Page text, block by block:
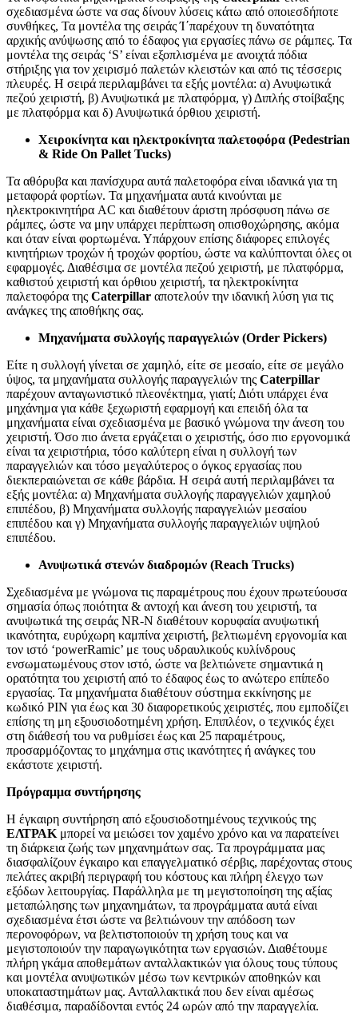
σχεδιασμένα ώστε να σας δίνουν λύσεις κάτω από οποιεσδήποτε
συνθήκες, Τα μοντέλα της σειράς Ί΄παρέχουν τη δυνατότητα
αρχικής ανύψωσης από το έδαφος για εργασίες πάνω σε ράμπες. Τα
μοντέλα της σειράς ‘S’ είναι εξοπλισμένα με ανοιχτά πόδια
στήριξης για τον χειρισμό παλετών κλειστών και από τις τέσσερις
πλευρές. Η σειρά περιλαμβάνει τα εξής μοντέλα: α) Ανυψωτικά
πεζού χειριστή, β) Ανυψωτικά με πλατφόρμα, γ) Διπλής στοίβαξης
με πλατφόρμα και δ) Ανυψωτικά όρθιου χειριστή.
Χειροκίνητα και ηλεκτροκίνητα παλετοφόρα (Pedestrian
& Ride On Pallet Tucks)
Τα αθόρυβα και πανίσχυρα αυτά παλετοφόρα είναι ιδανικά για τη
μεταφορά φορτίων. Τα μηχανήματα αυτά κινούνται με
ηλεκτροκινητήρα AC και διαθέτουν άριστη πρόσφυση πάνω σε
ράμπες, ώστε να μην υπάρχει περίπτωση οπισθοχώρησης, ακόμα
και όταν είναι φορτωμένα. Υπάρχουν επίσης διάφορες επιλογές
κινητήριων τροχών ή τροχών φορτίου, ώστε να καλύπτονται όλες οι
εφαρμογές. Διαθέσιμα σε μοντέλα πεζού χειριστή, με πλατφόρμα,
καθιστού χειριστή και όρθιου χειριστή, τα ηλεκτροκίνητα
παλετοφόρα της Caterpillar αποτελούν την ιδανική λύση για τις
ανάγκες της αποθήκης σας.
Μηχανήματα συλλογής παραγγελιών (Order Pickers)
Είτε η συλλογή γίνεται σε χαμηλό, είτε σε μεσαίο, είτε σε μεγάλο
ύψος, τα μηχανήματα συλλογής παραγγελιών της Caterpillar
παρέχουν ανταγωνιστικό πλεονέκτημα, γιατί; Διότι υπάρχει ένα
μηχάνημα για κάθε ξεχωριστή εφαρμογή και επειδή όλα τα
μηχανήματα είναι σχεδιασμένα με βασικό γνώμονα την άνεση του
χειριστή. Όσο πιο άνετα εργάζεται ο χειριστής, όσο πιο εργονομικά
είναι τα χειριστήρια, τόσο καλύτερη είναι η συλλογή των
παραγγελιών και τόσο μεγαλύτερος ο όγκος εργασίας που
διεκπεραιώνεται σε κάθε βάρδια. Η σειρά αυτή περιλαμβάνει τα
εξής μοντέλα: α) Μηχανήματα συλλογής παραγγελιών χαμηλού
επιπέδου, β) Μηχανήματα συλλογής παραγγελιών μεσαίου
επιπέδου και γ) Μηχανήματα συλλογής παραγγελιών υψηλού
επιπέδου.
Ανυψωτικά στενών διαδρομών (Reach Trucks)
Σχεδιασμένα με γνώμονα τις παραμέτρους που έχουν πρωτεύουσα
σημασία όπως ποιότητα & αντοχή και άνεση του χειριστή, τα
ανυψωτικά της σειράς NR-N διαθέτουν κορυφαία ανυψωτική
ικανότητα, ευρύχωρη καμπίνα χειριστή, βελτιωμένη εργονομία και
τον ιστό ‘powerRamic’ με τους υδραυλικούς κυλίνδρους
ενσωματωμένους στον ιστό, ώστε να βελτιώνετε σημαντικά η
ορατότητα του χειριστή από το έδαφος έως το ανώτερο επίπεδο
εργασίας. Τα μηχανήματα διαθέτουν σύστημα εκκίνησης με
κωδικό ΡΙΝ για έως και 30 διαφορετικούς χειριστές, που εμποδίζει
επίσης τη μη εξουσιοδοτημένη χρήση. Επιπλέον, ο τεχνικός έχει
στη διάθεσή του να ρυθμίσει έως και 25 παραμέτρους,
προσαρμόζοντας το μηχάνημα στις ικανότητες ή ανάγκες του
εκάστοτε χειριστή.
Πρόγραμμα συντήρησης
Η έγκαιρη συντήρηση από εξουσιοδοτημένους τεχνικούς της
ΕΛΤΡΑΚ μπορεί να μειώσει τον χαμένο χρόνο και να παρατείνει
τη διάρκεια ζωής των μηχανημάτων σας. Τα προγράμματα μας
διασφαλίζουν έγκαιρο και επαγγελματικό σέρβις, παρέχοντας στους
πελάτες ακριβή περιγραφή του κόστους και πλήρη έλεγχο των
εξόδων λειτουργίας. Παράλληλα με τη μεγιστοποίηση της αξίας
μεταπώλησης των μηχανημάτων, τα προγράμματα αυτά είναι
σχεδιασμένα έτσι ώστε να βελτιώνουν την απόδοση των
περονοφόρων, να βελτιστοποιούν τη χρήση τους και να
μεγιστοποιούν την παραγωγικότητα των εργασιών. Διαθέτουμε
πλήρη γκάμα αποθεμάτων ανταλλακτικών για όλους τους τύπους
και μοντέλα ανυψωτικών μέσω των κεντρικών αποθηκών και
υποκαταστημάτων μας. Ανταλλακτικά που δεν είναι αμέσως
διαθέσιμα, παραδίδονται εντός 24 ωρών από την παραγγελία.